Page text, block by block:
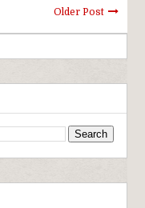
Older Post